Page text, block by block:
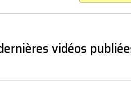
vidéos